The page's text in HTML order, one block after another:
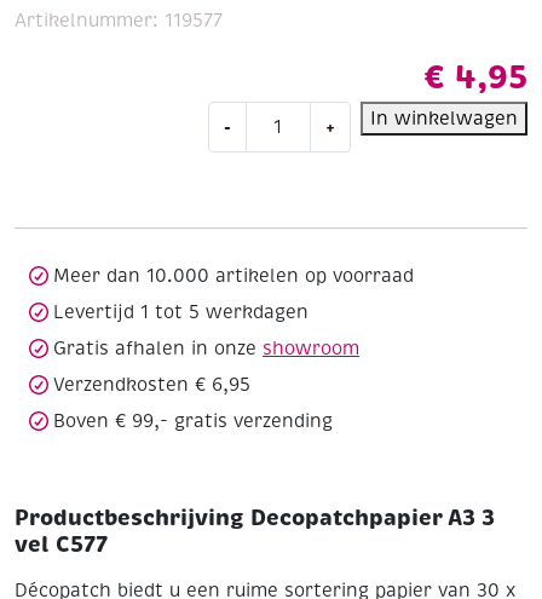
€ 4,95
- + In winkelwagen
Artikelnummer: 119577
Meer dan 10.000 artikelen op voorraad
Levertijd 1 tot 5 werkdagen
Gratis afhalen in onze showroom
Verzendkosten € 6,95
Boven € 99,- gratis verzending
Productbeschrijving Decopatchpapier A3 3
vel C577
Décopatch biedt u een ruime sortering papier van 30 x